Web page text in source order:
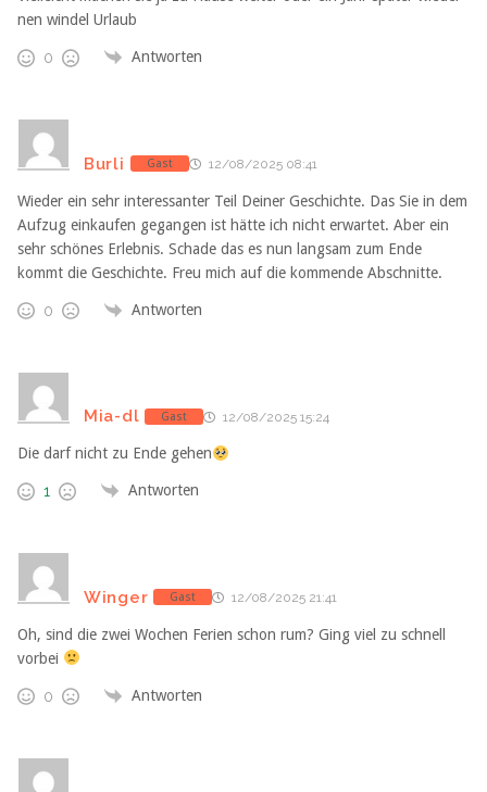
nen windel Urlaub
0 Antworten
Burli Gast 12/08/2025 08:41
Wieder ein sehr interessanter Teil Deiner Geschichte. Das Sie in dem
Aufzug einkaufen gegangen ist hätte ich nicht erwartet. Aber ein
sehr schönes Erlebnis. Schade das es nun langsam zum Ende
kommt die Geschichte. Freu mich auf die kommende Abschnitte.
0 Antworten
Mia-dl Gast 12/08/2025 15:24
Die darf nicht zu Ende gehen
1 Antworten
Winger Gast 12/08/2025 21:41
Oh, sind die zwei Wochen Ferien schon rum? Ging viel zu schnell
vorbei
0 Antworten